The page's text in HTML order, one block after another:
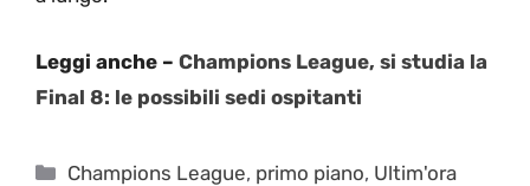
Leggi anche – Champions League, si studia la
Final 8: le possibili sedi ospitanti
Categorie
Champions League, primo piano, Ultim'ora